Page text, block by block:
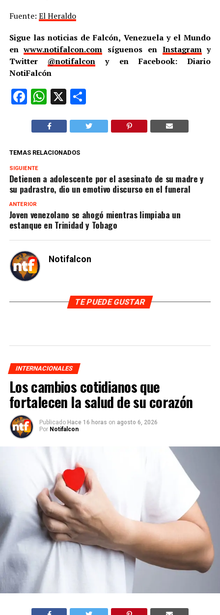
Fuente: El Heraldo
Sigue las noticias de Falcón, Venezuela y el Mundo
enwww.notifalcon.com síguenos en Instagramy
Twitter @notifalcon y en Facebook: Diario
NotiFalcón
Facebook
WhatsApp
X Compartir
TEMAS RELACIONADOS
SIGUIENTE
Detienen a adolescente por el asesinato de su madre y
su padrastro, dio un emotivo discurso en el funeral
ANTERIOR
Joven venezolano se ahogó mientras limpiaba un
estanque en Trinidad y Tobago
Notifalcon
TE PUEDE GUSTAR
INTERNACIONALES
Los cambios cotidianos que
fortalecen la salud de su corazón
Publicado Hace 16 horas on agosto 6, 2026
Por Notifalcon